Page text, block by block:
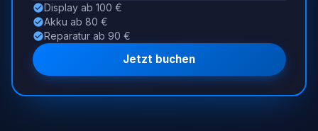
Display ab 100 €
Akku ab 80 €
Reparatur ab 90 €
Jetzt buchen